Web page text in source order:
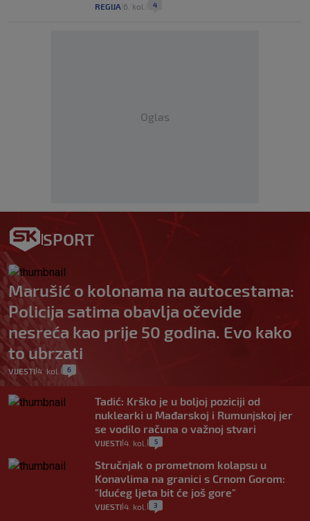
REGIJA 6. kol. 4
Oglas
SPORT
Marušić o kolonama na autocestama:
Policija satima obavlja očevide
nesreća kao prije 50 godina. Evo kako
to ubrzati
VIJESTI 4. kol. 6
Tadić: Krško je u boljoj poziciji od
nuklearki u Mađarskoj i Rumunjskoj jer
se vodilo računa o važnoj stvari
VIJESTI 4. kol. 5
Stručnjak o prometnom kolapsu u
Konavlima na granici s Crnom Gorom:
"Idućeg ljeta bit će još gore"
VIJESTI 4. kol. 3